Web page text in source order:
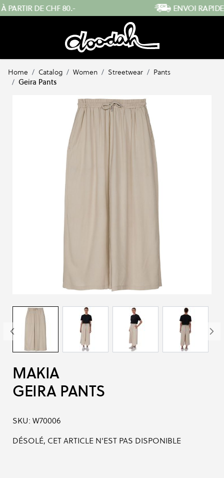
Skip to Content ENVOI RAPIDE DEPUIS LA SUISSE
Home / Catalog / Women / Streetwear / Pants
/ Geira Pants
MAKIA
GEIRA PANTS
SKU: W70006
DÉSOLÉ, CET ARTICLE N'EST PAS DISPONIBLE